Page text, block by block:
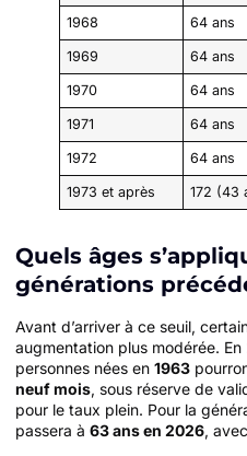
1968 64 ans
1969 64 ans
1970 64 ans
1971 64 ans
1972 64 ans
1973 et après 172 (43
Quels âges
générations
Avant d’arriver à ce seuil,
augmentation plus modérée.
personnes nées en 1963
neuf mois, sous réserve de
pour le taux plein. Pour la
passera à 63 ans en 2026, avec